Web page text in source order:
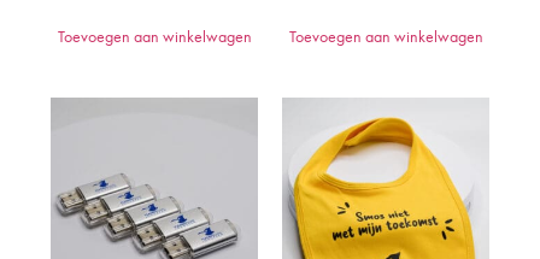
Toevoegen aan winkelwagen Toevoegen aan winkelwagen